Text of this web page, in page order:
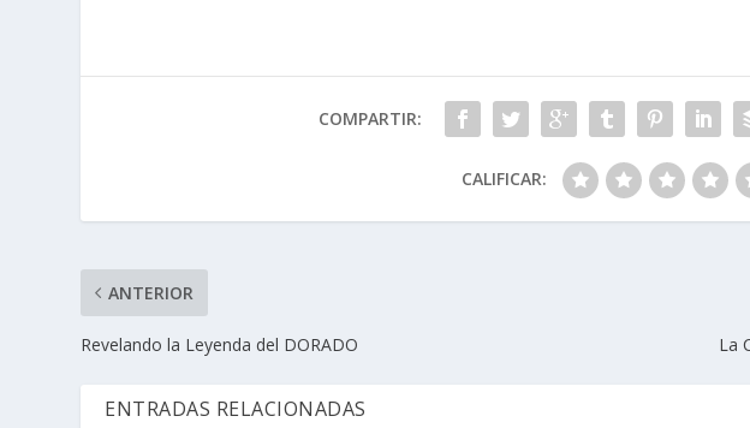
COMPARTIR:
CALIFICAR:
ANTERIOR
Revelando la Leyenda del DORADO La
ENTRADAS RELACIONADAS